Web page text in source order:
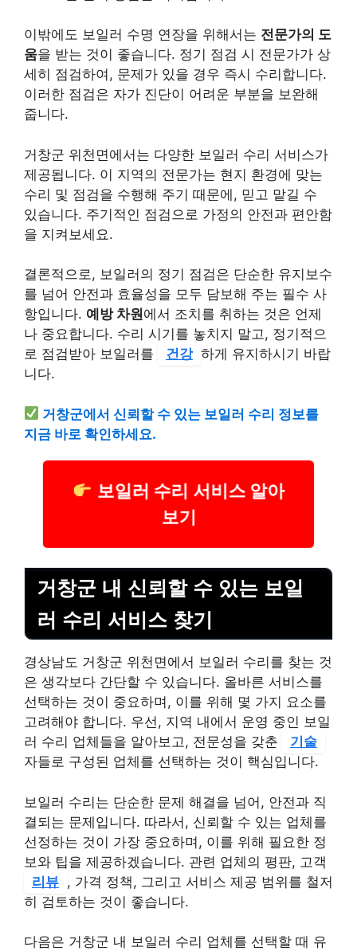
이밖에도 보일러 수명 연장을 위해서는 전문가의 도
움을 받는 것이 좋습니다. 정기 점검 시 전문가가 상
세히 점검하여, 문제가 있을 경우 즉시 수리합니다.
이러한 점검은 자가 진단이 어려운 부분을 보완해
줍니다.
거창군 위천면에서는 다양한 보일러 수리 서비스가
제공됩니다. 이 지역의 전문가는 현지 환경에 맞는
수리 및 점검을 수행해 주기 때문에, 믿고 맡길 수
있습니다. 주기적인 점검으로 가정의 안전과 편안함
을 지켜보세요.
결론적으로, 보일러의 정기 점검은 단순한 유지보수
를 넘어 안전과 효율성을 모두 담보해 주는 필수 사
항입니다. 예방 차원에서 조치를 취하는 것은 언제
나 중요합니다. 수리 시기를 놓치지 말고, 정기적으
로 점검받아 보일러를
건강 하게 유지하시기 바랍
니다.
거창군에서 신뢰할 수 있는 보일러 수리 정보를
지금 바로 확인하세요.
보일러 수리 서비스 알아
보기
거창군 내 신뢰할 수 있는 보일
러 수리 서비스 찾기
경상남도 거창군 위천면에서 보일러 수리를 찾는 것
은 생각보다 간단할 수 있습니다. 올바른 서비스를
선택하는 것이 중요하며, 이를 위해 몇 가지 요소를
고려해야 합니다. 우선, 지역 내에서 운영 중인 보일
러 수리 업체들을 알아보고, 전문성을 갖춘
기술
자들로 구성된 업체를 선택하는 것이 핵심입니다.
보일러 수리는 단순한 문제 해결을 넘어, 안전과 직
결되는 문제입니다. 따라서, 신뢰할 수 있는 업체를
선정하는 것이 가장 중요하며, 이를 위해 필요한 정
보와 팁을 제공하겠습니다. 관련 업체의 평판, 고객
리뷰 , 가격 정책, 그리고 서비스 제공 범위를 철저
히 검토하는 것이 좋습니다.
다음은 거창군 내 보일러 수리 업체를 선택할 때 유